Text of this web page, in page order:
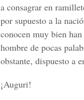
a consagrar en
por supuesto a la
conocen muy bien
hombre de pocas
obstante, dispuesto a
¡Auguri!